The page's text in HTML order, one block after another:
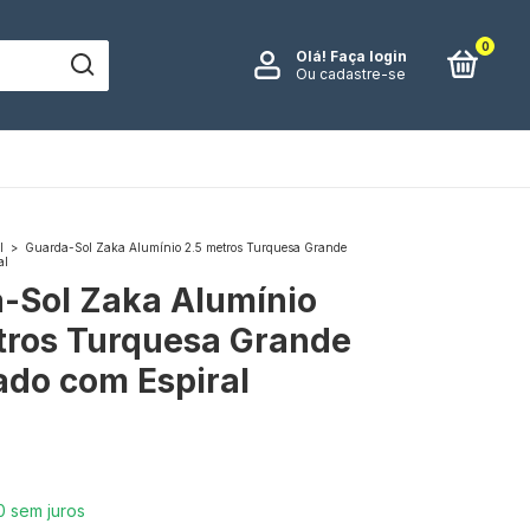
Olá! Faça login
Ou cadastre-se
0
> Guarda-Sol Zaka Alumínio 2.5 metros Turquesa Grande
Sol Zaka Alumínio
Turquesa Grande
com Espiral
sem juros